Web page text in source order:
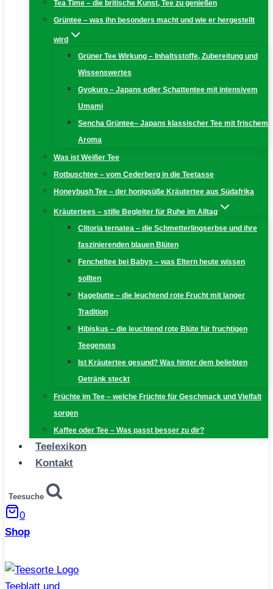
Tea Time – die britische Kunst, Tee zu genießen
Grüntee – was ihn besonders macht und wie er hergestellt
wird
Grüner Tee Wirkung – Inhaltsstoffe, Zubereitung und
Wissenswertes
Gyokuro – Japans edler Schattentee mit intensivem
Umami
Sencha Grüntee– Japans klassischer Tee mit frischem
Aroma
Was ist Weißer Tee
Rotbuschtee – vom Cederberg in die Teetasse
Honeybush Tee – der honigsüße Kräutertee aus Südafrika
Kräutertees – stille Begleiter für Ruhe im Alltag
Clitoria ternatea – die Schmetterlingserbse und ihre
faszinierenden blauen Blüten
Fencheltee bei Babys – was Eltern heute wissen
sollten
Hagebutte – die leuchtend rote Frucht mit langer
Tradition
Hibiskus – die leuchtend rote Blüte für fruchtigen
Teegenuss
Ist Kräutertee gesund? Was hinter dem beliebten
Getränk steckt
Früchte im Tee – welche Früchte für Geschmack und Vielfalt
sorgen
Kaffee oder Tee – Was passt besser zu dir?
Teelexikon
Kontakt
Teesuche
0
Shop